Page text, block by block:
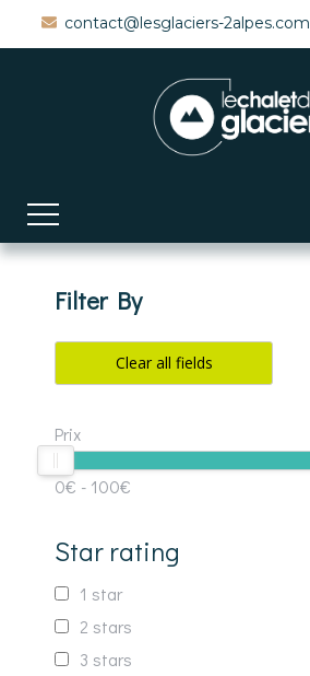
contact@lesglaciers-2alpes.com
Filter By
Clear all fields
Prix
0€ - 100€
Star rating
1 star
2 stars
3 stars